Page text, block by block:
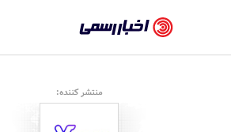
رسمی
-
اخبار
منتشر کننده: